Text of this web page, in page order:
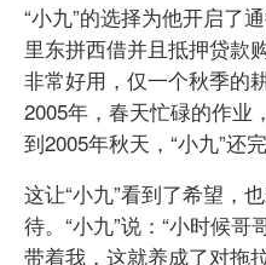
“小九”的选择为他开启了
里东拼西借并且抵押贷款
非常好用，仅一个秋季的
2005年，春天忙碌的作业
到2005年秋天，“小九”还
这让“小九”看到了希望，
待。“小九”说：“小时候
带着我，这就养成了对拖